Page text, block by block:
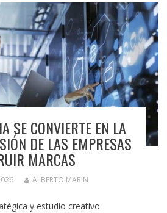
SE CONVIERTE EN LA
DE LAS EMPRESAS
MARCAS
ALBERTO MARIN
y estudio creativo